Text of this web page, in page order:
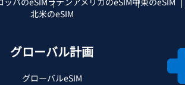
北米のeSIM
グローバル計画
グローバルeSIM